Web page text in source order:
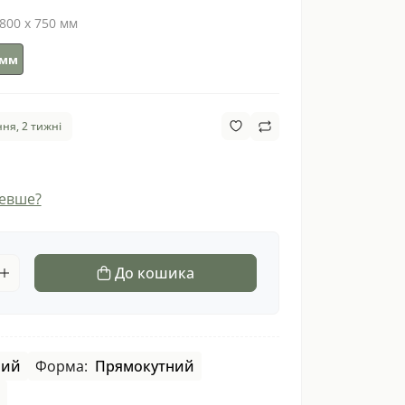
х 750 мм
мм
2 тижні
До кошика
Форма: Прямокутний